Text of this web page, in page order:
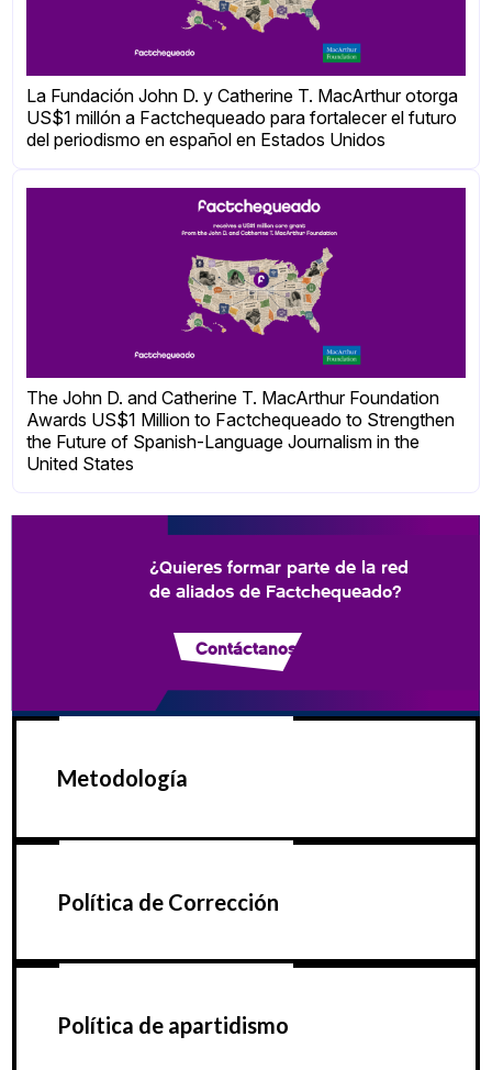
La Fundación John D. y Catherine T. MacArthur otorga
US$1 millón a Factchequeado para fortalecer el futuro
del periodismo en español en Estados Unidos
The John D. and Catherine T. MacArthur Foundation
Awards US$1 Million to Factchequeado to Strengthen
the Future of Spanish-Language Journalism in the
United States
¿Quieres formar parte de la red
de aliados de Factchequeado?
Contáctanos
Metodología
Política de Corrección
Política de apartidismo